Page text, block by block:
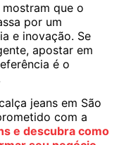
que o
por um
e inovação. Se
apostar em
é o
jeans em São
com a
e descubra como